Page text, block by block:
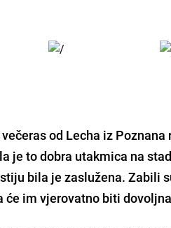
od Lecha iz Poznana
je to dobra utakmica na
bila je zaslužena. Zabili
će im vjerovatno biti